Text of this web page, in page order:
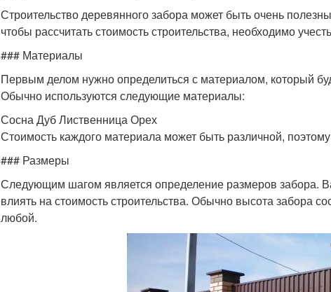
Строительство деревянного забора может быть очень
чтобы рассчитать стоимость строительства, необходимо
### Материалы
Первым делом нужно определиться с материалом, который
Обычно используются следующие материалы:
Сосна Дуб Лиственница Орех
Стоимость каждого материала может быть различной,
### Размеры
Следующим шагом является определение размеров забора.
влиять на стоимость строительства. Обычно высота забора
любой.